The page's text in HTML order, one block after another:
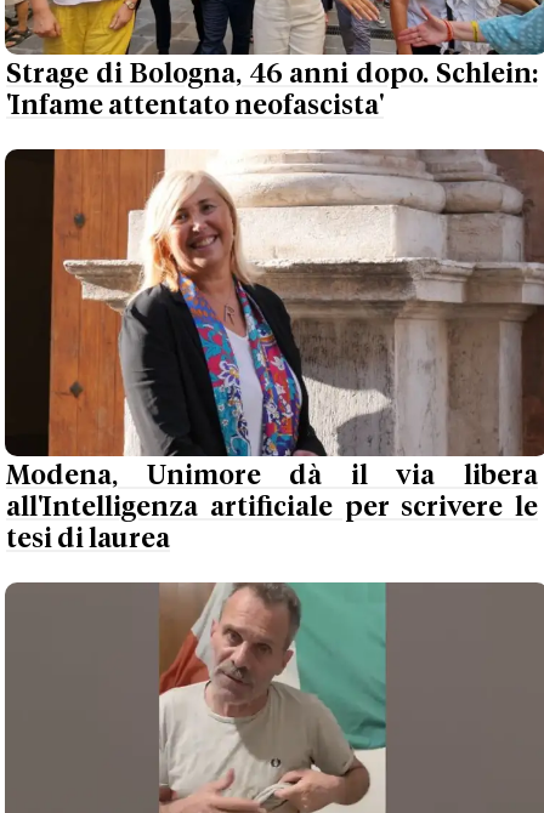
Strage di Bologna, 46 anni dopo. Schlein:
'Infame attentato neofascista'
Modena, Unimore dà il via libera
all'Intelligenza artificiale per scrivere le
tesi di laurea